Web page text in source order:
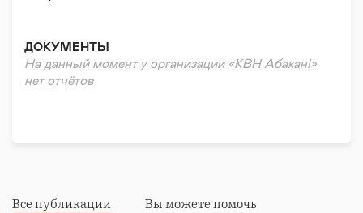
ДОКУМЕНТЫ
На данный момент у организации «КВН Абакан!»
нет отчётов
Все публикации
Вы можете помочь